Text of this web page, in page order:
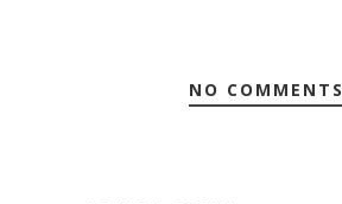
NO COMMENTS